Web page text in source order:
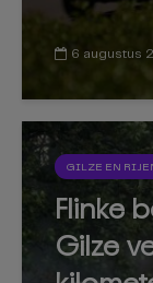
6 augustus
GILZE EN
Flinke
Gilze